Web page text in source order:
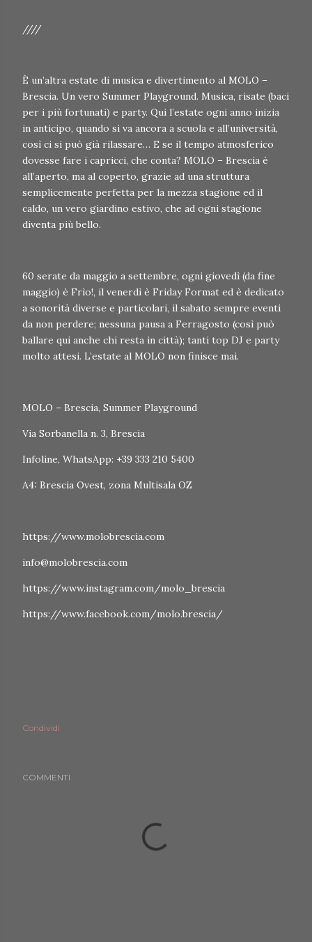
////
È un’altra estate di musica e divertimento al MOLO –
Brescia. Un vero Summer Playground. Musica, risate (baci
per i più fortunati) e party. Qui l’estate ogni anno inizia
in anticipo, quando si va ancora a scuola e all’università,
così ci si può già rilassare… E se il tempo atmosferico
dovesse fare i capricci, che conta? MOLO – Brescia è
all’aperto, ma al coperto, grazie ad una struttura
semplicemente perfetta per la mezza stagione ed il
caldo, un vero giardino estivo, che ad ogni stagione
diventa più bello.
60 serate da maggio a settembre, ogni giovedì (da fine
maggio) è Frìo!, il venerdì è Friday Format ed è dedicato
a sonorità diverse e particolari, il sabato sempre eventi
da non perdere; nessuna pausa a Ferragosto (così può
ballare qui anche chi resta in città); tanti top DJ e party
molto attesi. L’estate al MOLO non finisce mai.
MOLO – Brescia, Summer Playground
Via Sorbanella n. 3, Brescia
Infoline, WhatsApp: +39 333 210 5400
A4: Brescia Ovest, zona Multisala OZ
https://www.molobrescia.com
info@molobrescia.com
https://www.instagram.com/molo_brescia
https://www.facebook.com/molo.brescia/
Condividi
COMMENTI